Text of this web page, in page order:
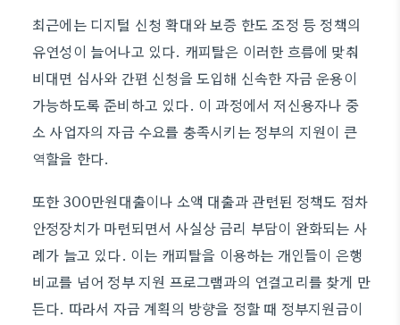
최근에는 디지털 신청 확대와 보증 한도 조정 등 정책의
유연성이 늘어나고 있다. 캐피탈은 이러한 흐름에 맞춰
비대면 심사와 간편 신청을 도입해 신속한 자금 운용이
가능하도록 준비하고 있다. 이 과정에서 저신용자나 중
소 사업자의 자금 수요를 충족시키는 정부의 지원이 큰
역할을 한다.
또한 300만원대출이나 소액 대출과 관련된 정책도 점차
안정장치가 마련되면서 사실상 금리 부담이 완화되는 사
례가 늘고 있다. 이는 캐피탈을 이용하는 개인들이 은행
비교를 넘어 정부 지원 프로그램과의 연결고리를 찾게 만
든다. 따라서 자금 계획의 방향을 정할 때 정부지원금이